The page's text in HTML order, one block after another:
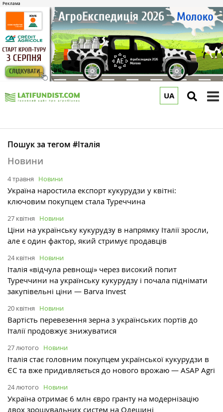
UA
Пошук за тегом #Італія
Новини
4 травня Новини
Україна наростила експорт кукурудзи у квітні:
ключовим покупцем стала Туреччина
27 квітня Новини
Ціни на українську кукурудзу в напрямку Італії зросли,
але є один фактор, який стримує продавців
24 квітня Новини
Італія «відчула ревнощі» через високий попит
Туреччини на українську кукурудзу і почала піднімати
закупівельні ціни — Barva Invest
20 квітня Новини
Вартість перевезення зерна з українських портів до
Італії продовжує знижуватися
27 лютого Новини
Італія стає головним покупцем української кукурудзи в
ЄС та вже придивляється до нового врожаю — ASAP Agri
24 лютого Новини
Україна отримає 6 млн євро гранту на модернізацію
двох зрошувальних систем на Одещині